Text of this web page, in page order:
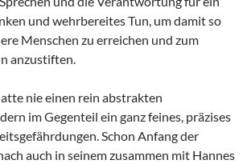
und wehrbereites Tun, um damit so
Menschen zu erreichen und zum
anzustiften.
nie einen rein abstrakten
im Gegenteil ein ganz feines, präzises
Schon Anfang der
auch in seinem zusammen mit Hannes